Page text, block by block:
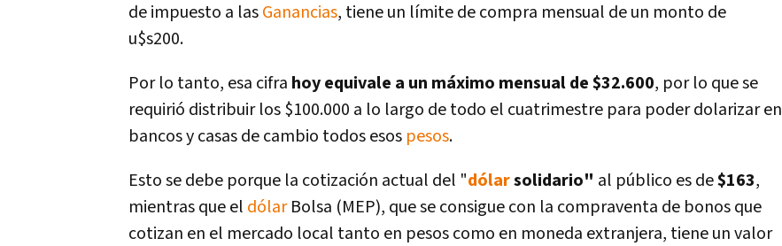
de impuesto a lasGanancias, tiene un límite de compra mensual de un monto de
u$s200.
Por lo tanto, esa cifra hoy equivale a un máximo mensual de $32.600, por lo que se
requirió distribuir los $100.000 a lo largo de todo el cuatrimestre para poder dolarizar en
bancos y casas de cambio todos esos pesos.
Esto se debe porque la cotización actual del "dólarsolidario" al público es de$163,
mientras que el dólarBolsa (MEP), que se consigue con la compraventa de bonos que
cotizan en el mercado local tanto en pesos como en moneda extranjera, tiene un valor